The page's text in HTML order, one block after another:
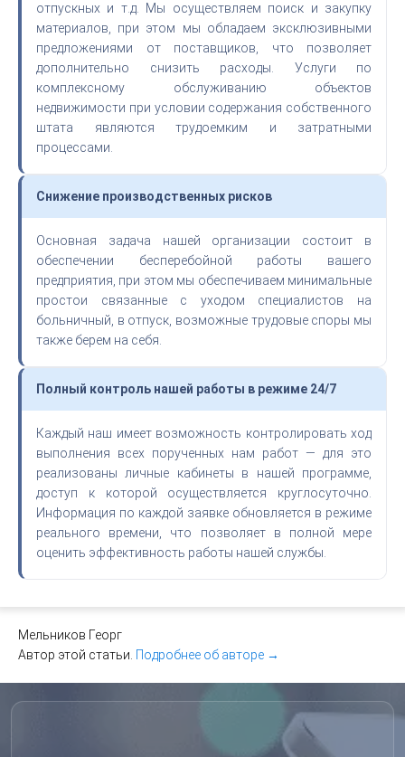
отпускных и т.д. Мы осуществляем поиск и закупку
материалов, при этом мы обладаем эксклюзивными
предложениями от поставщиков, что позволяет
дополнительно снизить расходы. Услуги по
комплексному обслуживанию объектов
недвижимости при условии содержания собственного
штата являются трудоемким и затратными
процессами.
Снижение производственных рисков
Основная задача нашей организации состоит в
обеспечении бесперебойной работы вашего
предприятия, при этом мы обеспечиваем минимальные
простои связанные с уходом специалистов на
больничный, в отпуск, возможные трудовые споры мы
также берем на себя.
Полный контроль нашей работы в режиме 24/7
Каждый наш имеет возможность контролировать ход
выполнения всех порученных нам работ — для это
реализованы личные кабинеты в нашей программе,
доступ к которой осуществляется круглосуточно.
Информация по каждой заявке обновляется в режиме
реального времени, что позволяет в полной мере
оценить эффективность работы нашей службы.
Мельников Георг
Автор этой статьи. Подробнее об авторе →